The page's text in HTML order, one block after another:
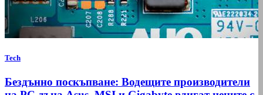
Tech
Бездънно поскъпване: Водещите производители